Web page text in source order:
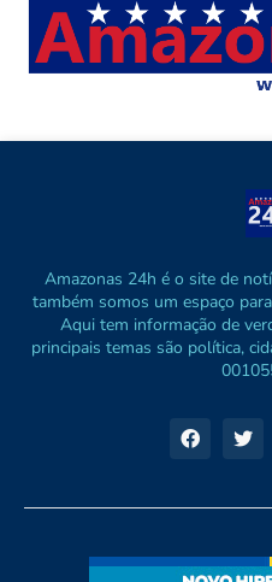
Amazonas 24h é o site de
também somos um espaço
Aqui tem informação de
principais temas são política,